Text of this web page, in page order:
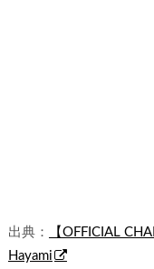
出典：
【OFFICIAL
Hayami